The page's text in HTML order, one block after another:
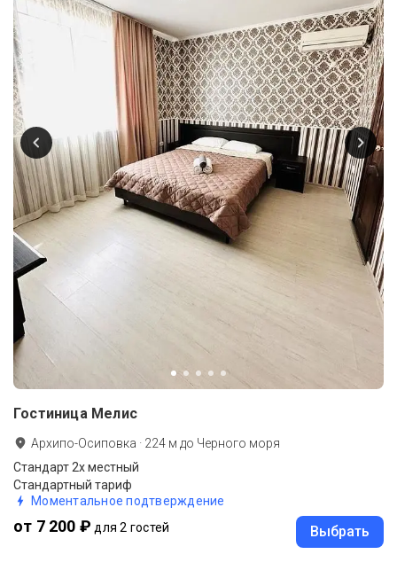
Гостиница Мелис
Архипо-Осиповка · 224 м до Черного моря
Стандарт 2х местный
Стандартный тариф
Моментальное подтверждение
от 7 200 ₽ для 2 гостей Выбрать